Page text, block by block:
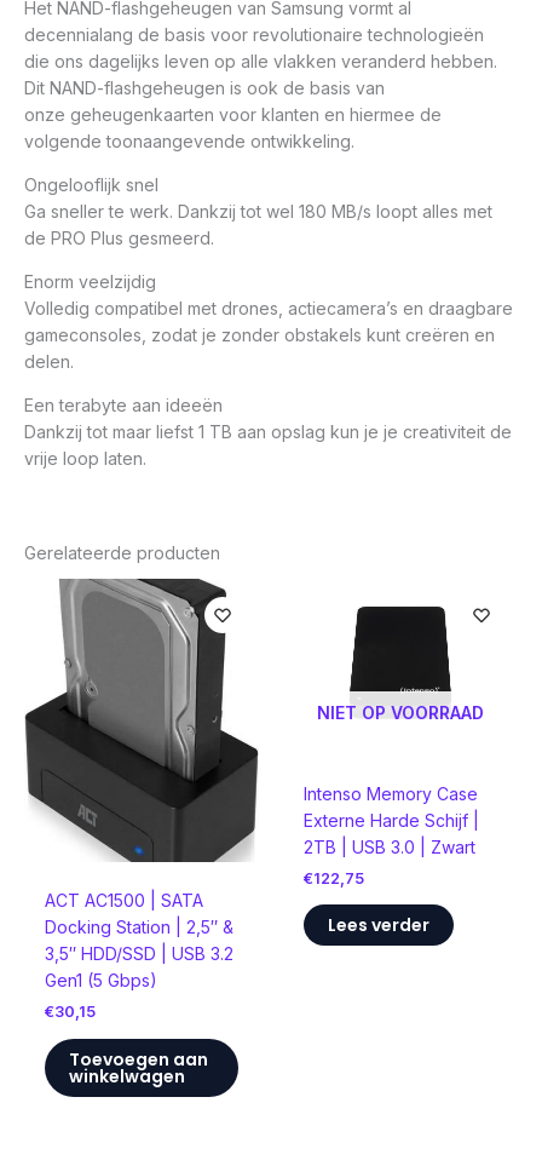
Het NAND-flashgeheugen van Samsung vormt al
decennialang de basis voor revolutionaire technologieën
die ons dagelijks leven op alle vlakken veranderd hebben.
Dit NAND-flashgeheugen is ook de basis van
onze geheugenkaarten voor klanten en hiermee de
volgende toonaangevende ontwikkeling.
Ongelooflijk snel
Ga sneller te werk. Dankzij tot wel 180 MB/s loopt alles met
de PRO Plus gesmeerd.
Enorm veelzijdig
Volledig compatibel met drones, actiecamera’s en draagbare
gameconsoles, zodat je zonder obstakels kunt creëren en
delen.
Een terabyte aan ideeën
Dankzij tot maar liefst 1 TB aan opslag kun je je creativiteit de
vrije loop laten.
Gerelateerde producten
ACT AC1500 | SATA
Docking Station | 2,5″ &
3,5″ HDD/SSD | USB 3.2
Gen1 (5 Gbps)
€30,15
Toevoegen aan
winkelwagen
NIET OP VOORRAAD
Intenso Memory Case
Externe Harde Schijf |
2TB | USB 3.0 | Zwart
€122,75
Lees verder